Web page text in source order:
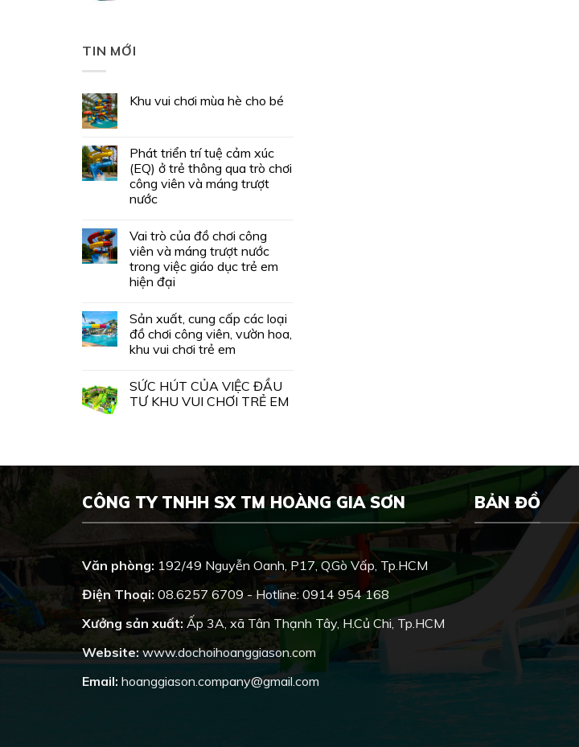
TIN MỚI
Khu vui chơi mùa hè cho bé
Phát triển trí tuệ cảm xúc
(EQ) ở trẻ thông qua trò chơi
công viên và máng trượt
nước
Vai trò của đồ chơi công
viên và máng trượt nước
trong việc giáo dục trẻ em
hiện đại
Sản xuất, cung cấp các loại
đồ chơi công viên, vườn hoa,
khu vui chơi trẻ em
SỨC HÚT CỦA VIỆC ĐẦU
TƯ KHU VUI CHƠI TRẺ EM
CÔNG TY TNHH SX TM HOÀNG GIA SƠN
Văn phòng: 192/49 Nguyễn Oanh, P17, Q.Gò Vấp, Tp.HCM
Điện Thoại: 08.6257 6709 - Hotline: 0914 954 168
Xưởng sản xuất: Ấp 3A, xã Tân Thạnh Tây, H.Củ Chi, Tp.HCM
Website:www.dochoihoanggiason.com
Email: hoanggiason.company@gmail.com
BẢN ĐỒ